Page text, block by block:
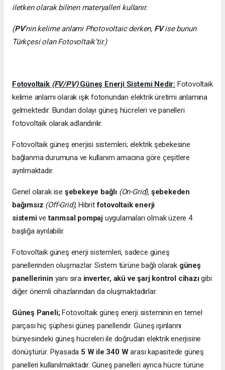
iletken olarak bilinen materyalleri kullanır.
(PV’nin kelime anlamı Photovoltaic derken, FVise bunun
Türkçesi olan Fotovoltaik’tir.)
Fotovoltaik (FV/PV)Güneş Enerji Sistemi Nedir: Fotovoltaik
kelime anlamı olarak ışık fotonundan elektrik üretimi anlamına
gelmektedir. Bundan dolayı güneş hücreleri ve panelleri
fotovoltaik olarak adlandırılır.
Fotovoltaik güneş enerjisi sistemleri; elektrik şebekesine
bağlanma durumuna ve kullanım amacına göre çeşitlere
ayrılmaktadır.
Genel olarak ise şebekeye bağlı (On-Grid), şebekeden
bağımsız (Off-Grid), Hibritfotovoltaik enerji
sistemivetarımsal pompaj uygulamaları olmak üzere 4
başlığa ayrılabilir.
Fotovoltaik güneş enerji sistemleri, sadece güneş
panellerinden oluşmazlar. Sistem türüne bağlı olarak güneş
panellerinin yanı sıra inverter, akü ve şarj kontrol cihazıgibi
diğer önemli cihazlarından da oluşmaktadırlar.
Güneş Paneli;Fotovoltaik güneş enerji sisteminin en temel
parçası hiç şüphesi güneş panelleridir. Güneş ışınlarını
bünyesindeki güneş hücreleri ile doğrudan elektrik enerjisine
dönüştürür. Piyasada 5 W ile 340 Warası kapasitede güneş
panelleri kullanılmaktadır. Güneş panelleri ayrıca hücre türüne